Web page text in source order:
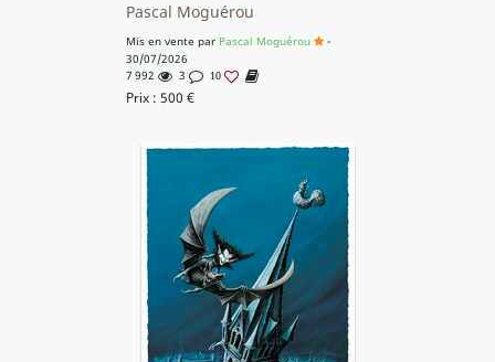
Pascal Moguérou
Mis en vente par Pascal Moguérou
-
30/07/2026
7 992
3 10
Prix : 500 €